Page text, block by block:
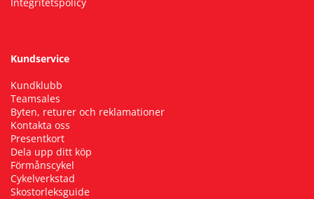
Kundservice
Kundklubb
Teamsales
Byten, returer och reklamationer
Kontakta oss
Presentkort
Dela upp ditt köp
Förmånscykel
Cykelverkstad
Skostorleksguide